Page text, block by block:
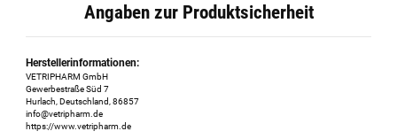
Angaben zur Produktsicherheit
Herstellerinformationen:
VETRIPHARM GmbH
Gewerbestraße Süd 7
Hurlach, Deutschland, 86857
info@vetripharm.de
https://www.vetripharm.de